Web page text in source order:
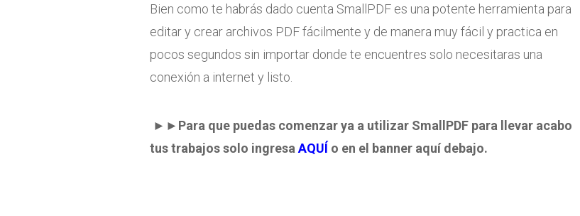
Bien como te habrás dado cuenta SmallPDF es una potente herramienta para
editar y crear archivos PDF fácilmente y de manera muy fácil y practica en
pocos segundos sin importar donde te encuentres solo necesitaras una
conexión a internet y listo.
►►Para que puedas comenzar ya a utilizar SmallPDF para llevar acabo
tus trabajos solo ingresa AQUÍ o en el banner aquí debajo.